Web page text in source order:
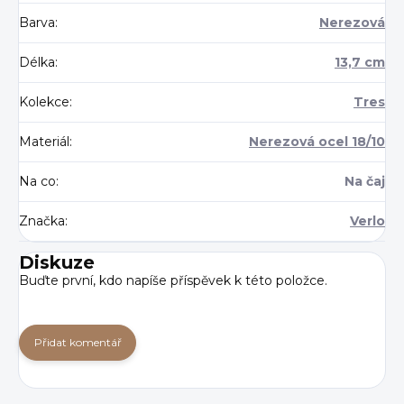
Barva: Nerezová
Délka: 13,7 cm
Kolekce: Tres
Materiál: Nerezová ocel 18/10
Na co: Na čaj
Značka: Verlo
Diskuze
Buďte první, kdo napíše příspěvek k této položce.
Přidat komentář